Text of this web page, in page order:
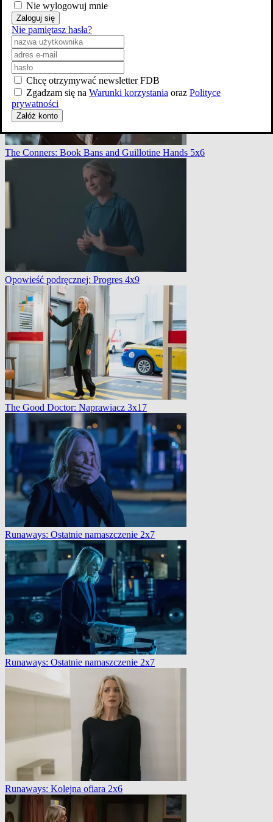
The Conners: Book Bans and Guillotine Hands 5x6
The Conners: Book Bans and Guillotine Hands 5x6
Opowieść podręcznej: Progres 4x9
The Good Doctor: Naprawiacz 3x17
Runaways: Ostatnie namaszczenie 2x7
Runaways: Ostatnie namaszczenie 2x7
Runaways: Kolejna ofiara 2x6
Nie wylogowuj mnie
Zaloguj się
Nie pamiętasz hasła?
Chcę otrzymywać newsletter FDB
Zgadzam się na Warunki korzystania oraz Polityce
prywatności
Załóż konto